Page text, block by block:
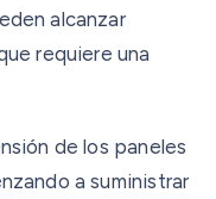
alcanzar
requiere una
de los paneles
a suministrar